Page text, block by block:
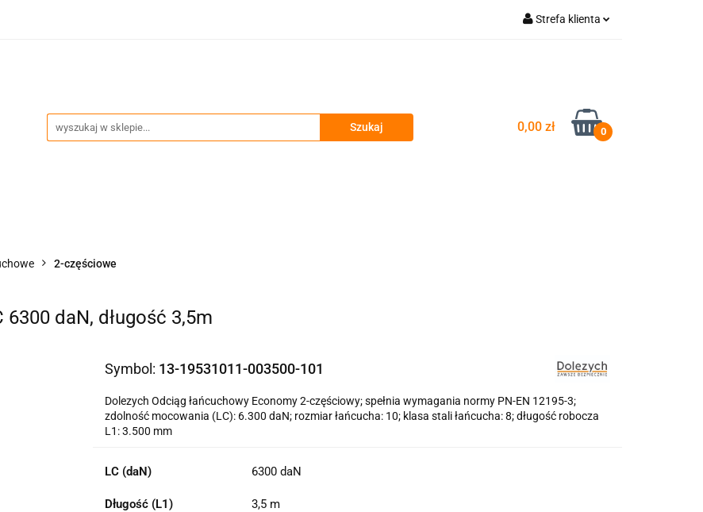
Strefa klienta
Dodaj zgłoszenie
Zgody cookies
0,00 zł 0
2-częściowe
daN, długość 3,5m
Symbol: 13-19531011-003500-101
Dolezych Odciąg łańcuchowy Economy 2-częściowy; spełnia wymagania normy PN-EN 12195-3;
zdolność mocowania (LC): 6.300 daN; rozmiar łańcucha: 10; klasa stali łańcucha: 8; długość robocza
L1: 3.500 mm
LC (daN) 6300 daN
Długość (L1) 3,5 m